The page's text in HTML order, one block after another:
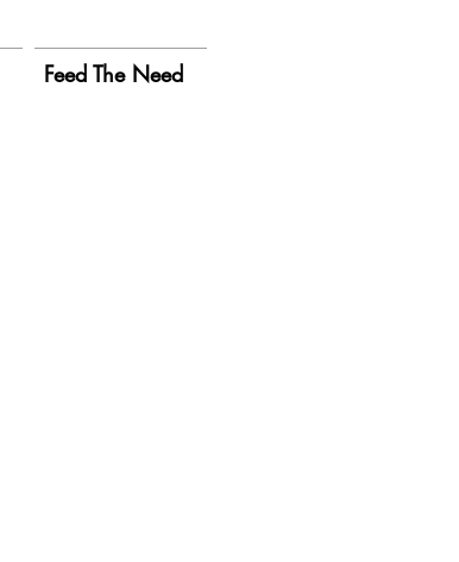
Feed The Need